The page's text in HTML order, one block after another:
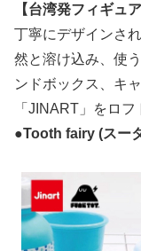
【台湾発フィギュ
丁寧にデザインさ
然と溶け込み、使
ンドボックス、キ
「JINART」をロ
●Tooth fairy (スー